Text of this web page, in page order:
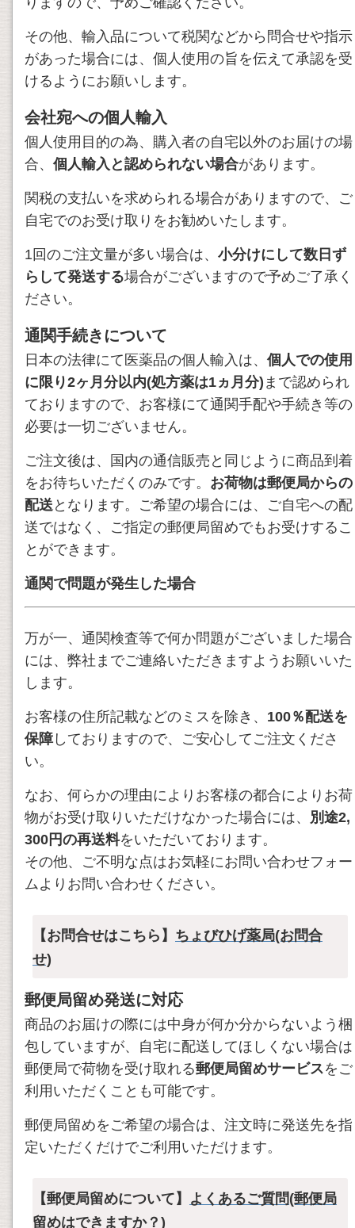
その他、輸入品について税関などから問合せや指示
があった場合には、個人使用の旨を伝えて承認を受
けるようにお願いします。
会社宛への個人輸入
個人使用目的の為、購入者の自宅以外のお届けの場
合、 個人輸入と認められない場合があります。
関税の支払いを求められる場合がありますので、ご
自宅でのお受け取りをお勧めいたします。
1回のご注文量が多い場合は、 小分けにして数日ず
らして発送する場合がございますので予めご了承く
ださい。
通関手続きについて
日本の法律にて医薬品の個人輸入は、 個人での使用
に限り2ヶ月分以内(処方薬は1ヵ月分) まで認められ
ておりますので、お客様にて通関手配や手続き等の
必要は一切ございません。
ご注文後は、国内の通信販売と同じように商品到着
をお待ちいただくのみです。 お荷物は郵便局からの
配送 となります。ご希望の場合には、ご自宅への配
送ではなく、ご指定の郵便局留めでもお受けするこ
とができます。
通関で問題が発生した場合
万が一、通関検査等で何か問題がございました場合
には、弊社までご連絡いただきますようお願いいた
します。
お客様の住所記載などのミスを除き、 100％配送を
保障しておりますので、ご安心してご注文くださ
い。
なお、何らかの理由によりお客様の都合によりお荷
物がお受け取りいただけなかった場合には、 別途2,
300円の再送料をいただいております。
その他、ご不明な点はお気軽にお問い合わせフォー
ムよりお問い合わせください。
【お問合せはこちら】 ちょびひげ薬局(お問合
せ)
郵便局留め発送に対応
商品のお届けの際には中身が何か分からないよう梱
包していますが、自宅に配送してほしくない場合は
郵便局で荷物を受け取れる郵便局留めサービスをご
利用いただくことも可能です。
郵便局留めをご希望の場合は、注文時に発送先を指
定いただくだけでご利用いただけます。
【郵便局留めについて】 よくあるご質問(郵便局
留めはできますか？)